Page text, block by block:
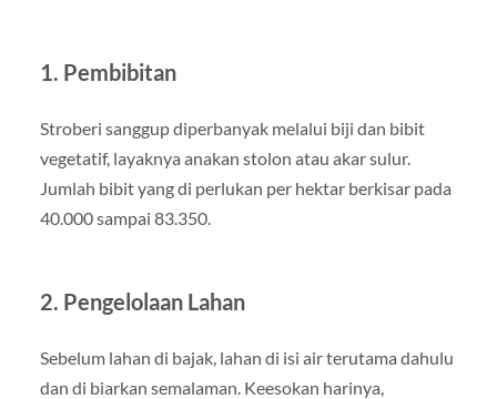
1. Pembibitan
Stroberi sanggup diperbanyak melalui biji dan bibit
vegetatif, layaknya anakan stolon atau akar sulur.
Jumlah bibit yang di perlukan per hektar berkisar pada
40.000 sampai 83.350.
2. Pengelolaan Lahan
Sebelum lahan di bajak, lahan di isi air terutama dahulu
dan di biarkan semalaman. Keesokan harinya,